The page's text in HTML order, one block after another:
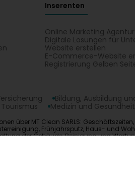
Inserenten
Online Marketing Agentur
Digitale Lösungen für
Website erstellen
E-Commerce-Website
Registrierung Gelben
Bildung, Ausbildung
Medizin und Gesundheit
über MT Clean SARLS:
Frühjahrsputz, Haus- und
der Gebäude, Reinigung und